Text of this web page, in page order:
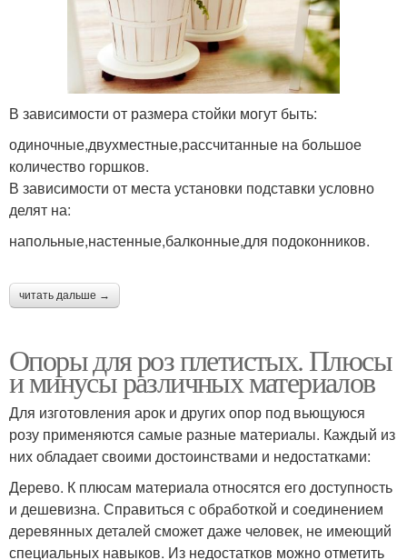
В зависимости от размера стойки могут быть:
одиночные,двухместные,рассчитанные на большое
количество горшков.
В зависимости от места установки подставки условно
делят на:
напольные,настенные,балконные,для подоконников.
читать дальше →
Опоры для роз плетистых. Плюсы
и минусы различных материалов
Для изготовления арок и других опор под вьющуюся
розу применяются самые разные материалы. Каждый из
них обладает своими достоинствами и недостатками:
Дерево. К плюсам материала относятся его доступность
и дешевизна. Справиться с обработкой и соединением
деревянных деталей сможет даже человек, не имеющий
специальных навыков. Из недостатков можно отметить